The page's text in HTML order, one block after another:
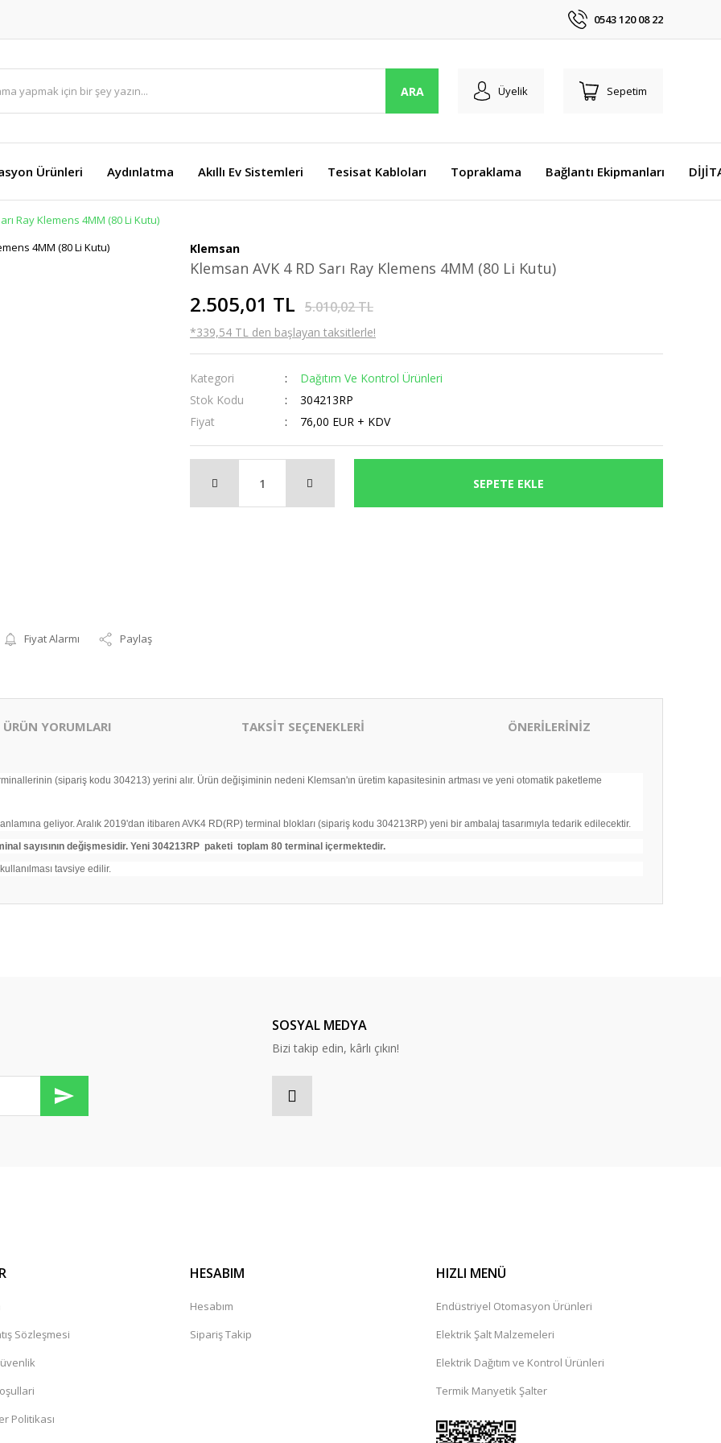
0543 120 08 22
ARA Üyelik Sepetim
Ürünleri Aydınlatma Akıllı Ev Sistemleri Tesisat Kabloları Topraklama Bağlantı Ekipmanları
Ray Klemens 4MM (80 Li Kutu)
Fiyat Alarmı Paylaş
Klemsan
Klemsan AVK 4 RD Sarı Ray Klemens 4MM (80 Li Kutu)
2.505,01 TL 5.010,02 TL
*339,54 TL den başlayan taksitlerle!
Kategori
Dağıtım Ve Kontrol Ürünleri
Stok Kodu
304213RP
Fiyat
76,00 EUR + KDV
SEPETE EKLE
ÜRÜN YORUMLARI TAKSİT SEÇENEKLERİ ÖNERİLERİNİZ
(sipariş kodu 304213) yerini alır. Ürün değişiminin nedeni Klemsan'ın üretim kapasitesinin artması ve yeni otomatik paketleme
geliyor. Aralık 2019'dan itibaren AVK4 RD(RP) terminal blokları (sipariş kodu 304213RP) yeni bir ambalaj tasarımıyla tedarik edilecektir.
sayısının değişmesidir. Yeni 304213RP paketi toplam 80 terminal içermektedir.
tavsiye edilir.
SOSYAL MEDYA
Bizi takip edin, kârlı çıkın!
Sözleşmesi
Politikası
HESABIM
Hesabım
Sipariş Takip
HIZLI MENÜ
Endüstriyel Otomasyon Ürünleri
Elektrik Şalt Malzemeleri
Elektrik Dağıtım ve Kontrol Ürünleri
Termik Manyetik Şalter